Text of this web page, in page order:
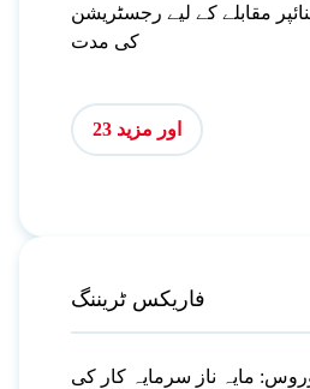
مقابلے کے لیے رجسٹریشن
کی مدت
اور مزید 23
فاریکس ٹریننگ
سوروس: مایہ ناز سرمایہ کار کی